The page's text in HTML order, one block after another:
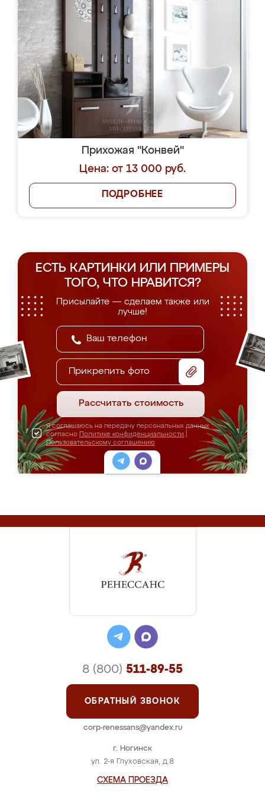
Прихожая "Конвей"
Цена: от 13 000 руб.
ПОДРОБНЕЕ
ЕСТЬ КАРТИНКИ ИЛИ ПРИМЕРЫ
ТОГО, ЧТО НРАВИТСЯ?
Присылайте — сделаем также или
лучше!
Прикрепить фото
Рассчитать стоимость
Я соглашаюсь на передачу персональных данных
согласно Политике конфиденциальности
Пользовательскому соглашению
г. Ногинск
ул. 2-я Глуховская, д.8
СХЕМА ПРОЕЗДА
8 (800) 511-89-55
ОБРАТНЫЙ ЗВОНОК
corp-renessans@yandex.ru